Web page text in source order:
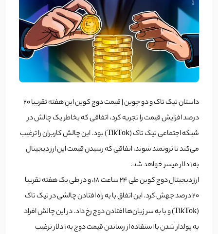
داستان تیک تاک و دو جوین | قیمت دوج کوین این هفته تقریبا ۲۰
درصد افزایش قیمت را تجربه کرد، اتفاقی که بخاطر یک چالش در
شبکه اجتماعی تیک تاک (TikTok) بود. این چالش کاربران را ترغیب
می‌کند تا ثروتمند شوند، اتفاقی که رسیدن قیمت این ارز دیجیتال
به 1 دلار میسر خواهد شد.
ارز دیجیتال دوج کوین طی 24 ساعت 18، و در طی یک هفته تقریبا
20 درصد جهش کرد. این اتفاق با به راه افتادن چالشی در تیک تاک
(TikTok) و با به سر زبان‌ها افتادن دوج رخ داد. در این چالش افراد
به پولدار شدن با استفاده از رساندن قیمت دوج به ۱ دلار ترغیب